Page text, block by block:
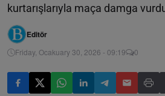
kurtarışlarıyla maça damga
Editör
Friday, Ocakuary 30, 2026 - 09:19 0